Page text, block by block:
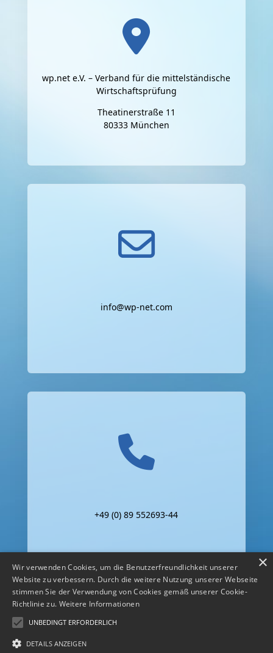
wp.net e.V. – Verband für die mittelständische
Wirtschaftsprüfung
Theatinerstraße 11
80333 München
info@wp-net.com
+49 (0) 89 552693-44
×
Wir verwenden Cookies, um die Benutzerfreundlichkeit unserer
Website zu verbessern. Durch die weitere Nutzung unserer Webseite
stimmen Sie der Verwendung von Cookies gemäß unserer Cookie-
Richtlinie zu. Weitere Informationen
UNBEDINGT ERFORDERLICH
DETAILS ANZEIGEN